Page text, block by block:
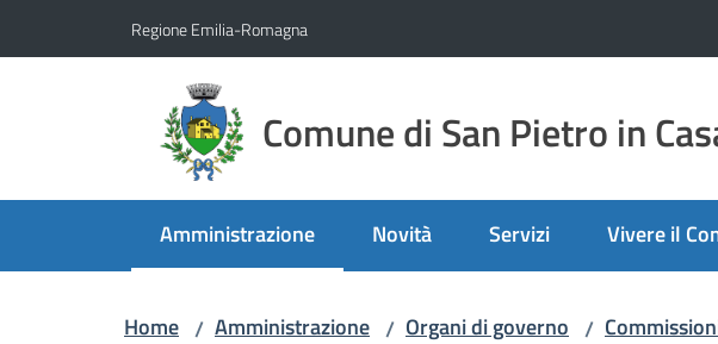
Regione Emilia-Romagna
Comune di San Pietro in
Amministrazione
Menu selezionato Novità Servizi Vivere il
Home / Amministrazione / Organi di governo /